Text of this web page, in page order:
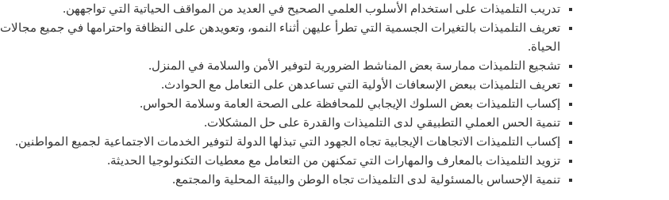
تدريب التلميذات على استخدام الأسلوب العلمي الصحيح في العديد من المواقف الحياتية التي تواجههن.
تعريف التلميذات بالتغيرات الجسمية التي تطرأ عليهن أثناء النمو، وتعويدهن على النظافة واحترامها في جميع مجالات
الحياة.
تشجيع التلميذات ممارسة بعض المناشط الضرورية لتوفير الأمن والسلامة في المنزل.
تعريف التلميذات ببعض الإسعافات الأولية التي تساعدهن على التعامل مع الحوادث.
إكساب التلميذات بعض السلوك الإيجابي للمحافظة على الصحة العامة وسلامة الحواس.
تنمية الحس العملي التطبيقي لدى التلميذات والقدرة على حل المشكلات.
إكساب التلميذات الاتجاهات الإيجابية تجاه الجهود التي تبذلها الدولة لتوفير الخدمات الاجتماعية لجميع المواطنين.
تزويد التلميذات بالمعارف والمهارات التي تمكنهن من التعامل مع معطيات التكنولوجيا الحديثة.
تنمية الإحساس بالمسئولية لدى التلميذات تجاه الوطن والبيئة المحلية والمجتمع.